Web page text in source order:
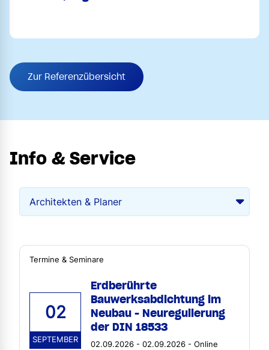
Zur Referenzübersicht
Info & Service
Termine & Seminare
02
SEPTEMBER
Erdberührte
Bauwerksabdichtung im
Neubau - Neuregulierung
der DIN 18533
02.09.2026 - 02.09.2026 - Online